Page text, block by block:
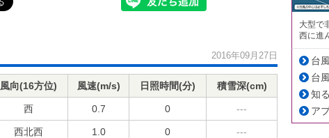
2016年09月27日
風向(16方位) 風速(m/s) 日照時間(分) 積雪深(cm)
西 0.7 0 ---
西北西 1.0 0 ---
大型で
西に進
台
台
知
ア